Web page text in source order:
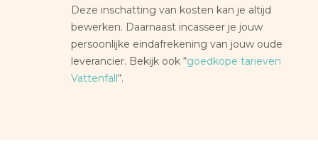
Deze inschatting van kosten kan je altijd
bewerken. Daarnaast incasseer je jouw
persoonlijke eindafrekening van jouw oude
leverancier. Bekijk ook “goedkope tarieven
Vattenfall“.